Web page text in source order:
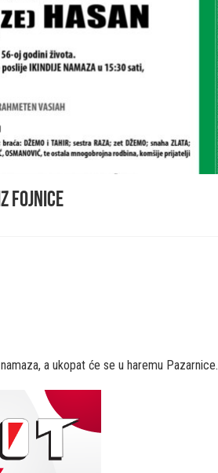
Fojnice
a ukopat će se u haremu Pazarnice.